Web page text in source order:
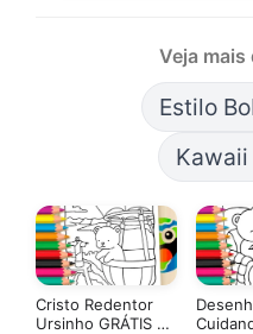
Veja mais
Estilo
Cristo Redentor
Ursinho GRÁTIS ▷